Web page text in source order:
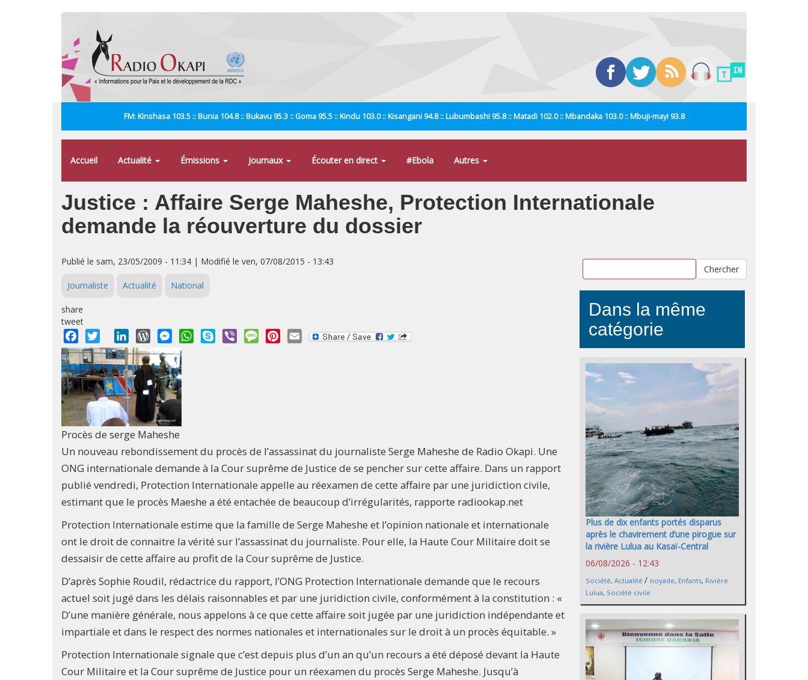
FM: Kinshasa 103.5 :: Bunia 104.8 :: Bukavu 95.3 :: Goma 95.5 :: Kindu 103.0 :: Kisangani 94.8 :: Lubumbashi 95.8 :: Matadi 102.0 :: Mbandaka 103.0 :: Mbuji-mayi 93.8
Accueil Actualité Émissions Journaux Écouter en direct #Ebola Autres
Justice : Affaire Serge Maheshe, Protection Internationale
demande la réouverture du dossier
Publié le sam, 23/05/2009 - 11:34 | Modifié le ven, 07/08/2015 - 13:43
Journaliste Actualité National
share
tweet
Facebook
Twitter LinkedInWordPressMessengerWhatsApp
Skype Viber MessagePinterest
Email
Procès de serge Maheshe
Un nouveau rebondissement du procès de l’assassinat du journaliste Serge Maheshe de Radio Okapi. Une
ONG internationale demande à la Cour suprême de Justice de se pencher sur cette affaire. Dans un rapport
publié vendredi, Protection Internationale appelle au réexamen de cette affaire par une juridiction civile,
estimant que le procès Maeshe a été entachée de beaucoup d’irrégularités, rapporte radiookap.net
Protection Internationale estime que la famille de Serge Maheshe et l’opinion nationale et internationale
ont le droit de connaitre la vérité sur l’assassinat du journaliste. Pour elle, la Haute Cour Militaire doit se
dessaisir de cette affaire au profit de la Cour suprême de Justice.
D’après Sophie Roudil, rédactrice du rapport, l’ONG Protection Internationale demande que le recours
actuel soit jugé dans les délais raisonnables et par une juridiction civile, conformément à la constitution : «
D’une manière générale, nous appelons à ce que cette affaire soit jugée par une juridiction indépendante et
impartiale et dans le respect des normes nationales et internationales sur le droit à un procès équitable. »
Protection Internationale signale que c’est depuis plus d’un an qu’un recours a été déposé devant la Haute
Cour Militaire et la Cour suprême de Justice pour un réexamen du procès Serge Maheshe. Jusqu’à
Chercher
Dans la même
catégorie
Plus de dix enfants portés disparus
après le chavirement d’une pirogue sur
la rivière Lulua au Kasaï-Central
06/08/2026 - 12:43
Société, Actualité / noyade, Enfants, Rivière
Lulua, Société civile